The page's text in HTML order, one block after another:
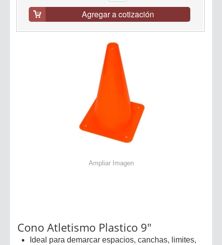
Agregar a cotización
Ampliar Imagen
Cono Atletismo Plastico 9"
Ideal para demarcar espacios, canchas, limites,